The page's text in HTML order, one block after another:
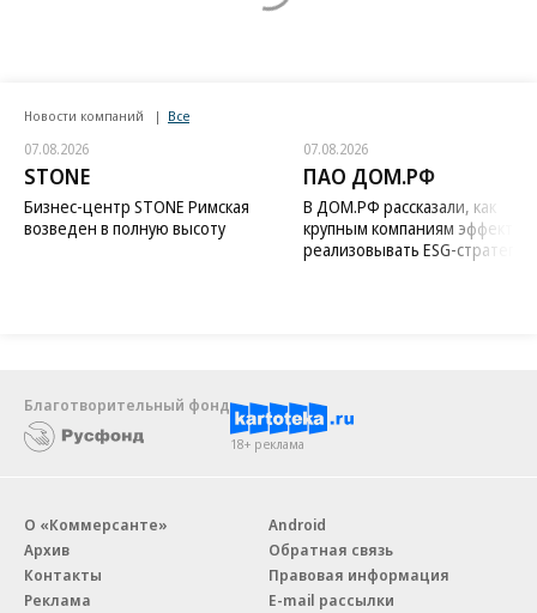
Новости компаний Все
07.08.2026
STONE
Бизнес-центр STONE Римская
возведен в полную высоту
07.08.2026
ПАО ДОМ.РФ
В ДОМ.РФ рассказали, как
крупным компаниям
реализовывать ESG-стратегию
Благотворительный фонд
18+ реклама
О «Коммерсанте»
Архив
Контакты
Реклама
Android
Обратная связь
Правовая информация
E-mail рассылки